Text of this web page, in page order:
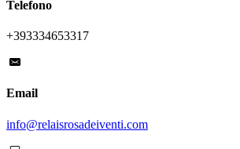
Telefono
+393334653317
Email
info@relaisrosadeiventi.com